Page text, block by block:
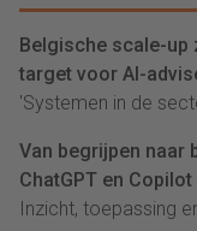
Belgische scale-up
target voor AI-
'Systemen in de
Van begrijpen naar
ChatGPT en
Inzicht, toepassing